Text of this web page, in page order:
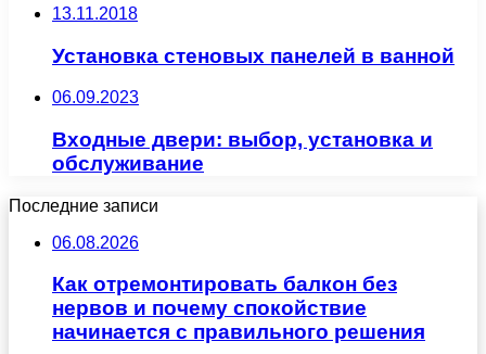
13.11.2018
Установка стеновых панелей в ванной
06.09.2023
Входные двери: выбор, установка и
обслуживание
Последние записи
06.08.2026
Как отремонтировать балкон без
нервов и почему спокойствие
начинается с правильного решения